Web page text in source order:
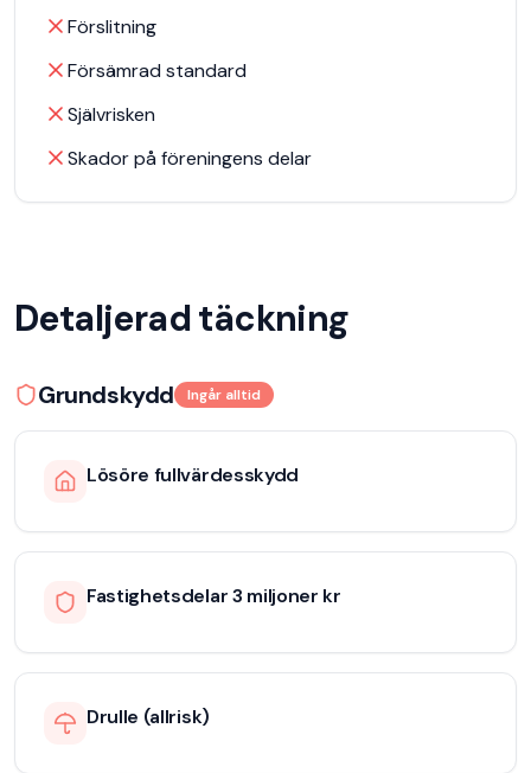
Förslitning
Försämrad standard
Självrisken
Skador på föreningens delar
Detaljerad täckning
Grundskydd Ingår alltid
Lösöre fullvärdesskydd
Fastighetsdelar 3 miljoner kr
Drulle (allrisk)